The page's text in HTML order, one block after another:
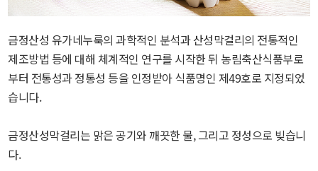
금정산성 유가네누룩의 과학적인 분석과 산성막걸리의 전통적인
제조방법 등에 대해 체계적인 연구를 시작한 뒤 농림축산식품부로
부터 전통성과 정통성 등을 인정받아 식품명인 제49호로 지정되었
습니다.
금정산성막걸리는 맑은 공기와 깨끗한 물, 그리고 정성으로 빚습니
다.